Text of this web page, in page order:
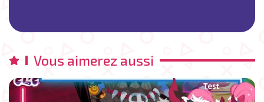
Vous aimerez aussi